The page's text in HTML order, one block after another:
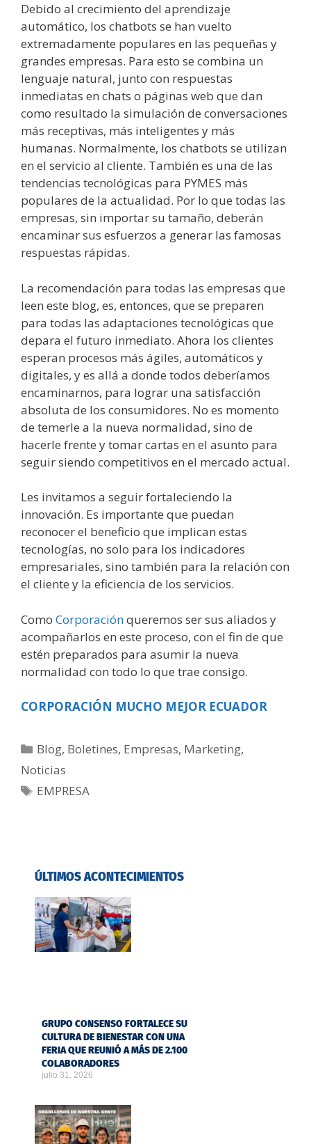
Debido al crecimiento del aprendizaje
automático, los chatbots se han vuelto
extremadamente populares en las pequeñas y
grandes empresas. Para esto se combina un
lenguaje natural, junto con respuestas
inmediatas en chats o páginas web que dan
como resultado la simulación de conversaciones
más receptivas, más inteligentes y más
humanas. Normalmente, los chatbots se utilizan
en el servicio al cliente. También es una de las
tendencias tecnológicas para PYMES más
populares de la actualidad. Por lo que todas las
empresas, sin importar su tamaño, deberán
encaminar sus esfuerzos a generar las famosas
respuestas rápidas.
La recomendación para todas las empresas que
leen este blog, es, entonces, que se preparen
para todas las adaptaciones tecnológicas que
depara el futuro inmediato. Ahora los clientes
esperan procesos más ágiles, automáticos y
digitales, y es allá a donde todos deberíamos
encaminarnos, para lograr una satisfacción
absoluta de los consumidores. No es momento
de temerle a la nueva normalidad, sino de
hacerle frente y tomar cartas en el asunto para
seguir siendo competitivos en el mercado actual.
Les invitamos a seguir fortaleciendo la
innovación. Es importante que puedan
reconocer el beneficio que implican estas
tecnologías, no solo para los indicadores
empresariales, sino también para la relación con
el cliente y la eficiencia de los servicios.
Como Corporaciónqueremos ser sus aliados y
acompañarlos en este proceso, con el fin de que
estén preparados para asumir la nueva
normalidad con todo lo que trae consigo.
CORPORACIÓN MUCHO MEJOR ECUADOR
Blog, Boletines, Empresas, Marketing,
Noticias
EMPRESA
ÚLTIMOS ACONTECIMIENTOS
GRUPO CONSENSO FORTALECE SU
CULTURA DE BIENESTAR CON UNA
FERIA QUE REUNIÓ A MÁS DE 2.100
COLABORADORES
julio 31, 2026